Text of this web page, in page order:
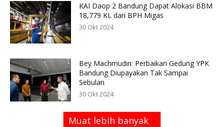
KAI Daop 2 Bandung Dapat Alokasi BBM
18,779 KL dari BPH Migas
30 Okt 2024
Bey Machmudin: Perbaikan Gedung YPK
Bandung Diupayakan Tak Sampai
Sebulan
30 Okt 2024
Muat lebih banyak